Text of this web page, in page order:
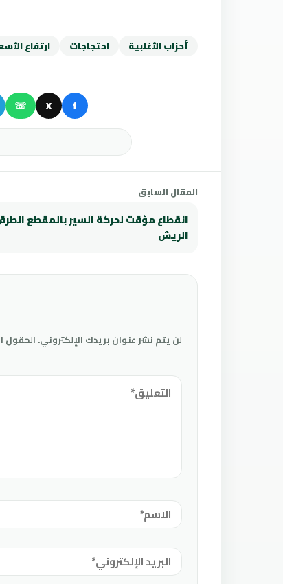
أحزاب الأغلبية احتجاجات ارتفاع
f
X
☏
المقال السابق
انقطاع مؤقت لحركة السير بالمقطع
الريش
لن يتم نشر عنوان بريدك الإلكتروني. الحقول